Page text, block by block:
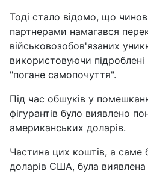
Тоді стало відомо, що
партнерами намагався
військовозобов'язаних
використовуючи
"погане самопочуття".
Під час обшуків у
фігурантів було виявлено
американських доларів.
Частина цих коштів, а саме
доларів США, була виявлена